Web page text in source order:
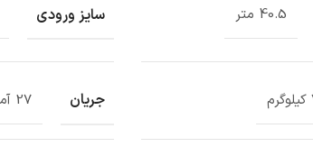
40.5 متر سایز ورودی
جریان 27 آمپر